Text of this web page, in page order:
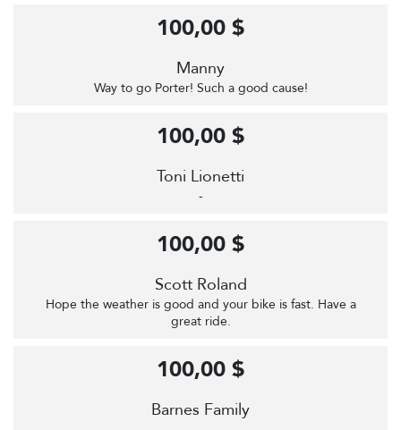
Manny
Way to go Porter! Such a good cause!
100,00 $
Toni Lionetti
-
100,00 $
Scott Roland
Hope the weather is good and your bike is fast. Have a
great ride.
100,00 $
Barnes Family
100,00 $